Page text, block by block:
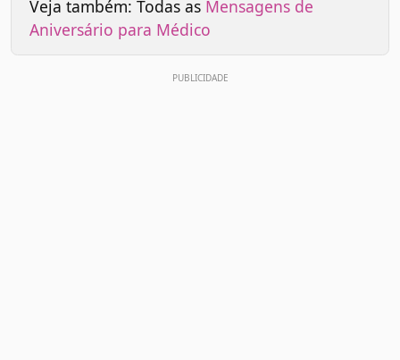
Veja também: Todas as Mensagens de
Aniversário para Médico